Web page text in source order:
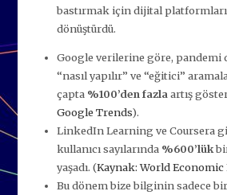
bastırmak için dijital
dönüştürdü.
Google verilerine göre, pandemi
“nasıl yapılır” ve “eğitici”
çapta %100’den fazla artış
Google Trends).
LinkedIn Learning ve Coursera
kullanıcı sayılarında %600’lük
yaşadı. (Kaynak: World Economic
Bu dönem bize bilginin sadece